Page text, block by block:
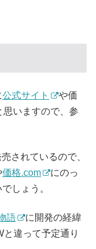
公式サイト
や価
思いますので、参
されているので、
価格.com
にのっ
しょう。
語
に開発の経緯
違って予定通り